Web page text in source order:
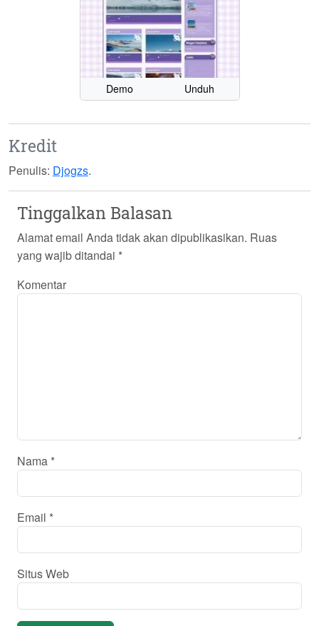
Demo Unduh
Kredit
Penulis: Djogzs.
Tinggalkan Balasan
Alamat email Anda tidak akan dipublikasikan. Ruas
yang wajib ditandai *
Komentar
Nama *
Email *
Situs Web